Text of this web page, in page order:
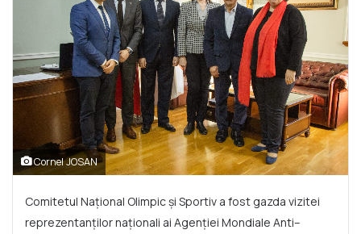
Cornel JOSAN
Comitetul Național Olimpic și Sportiv a fost gazda vizitei
reprezentanților naționali ai Agenției Mondiale Anti–